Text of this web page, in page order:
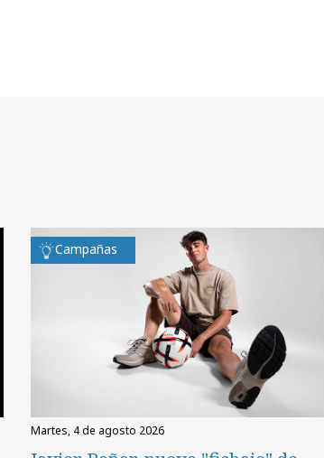
Campañas
martes, 4 de agosto 2026